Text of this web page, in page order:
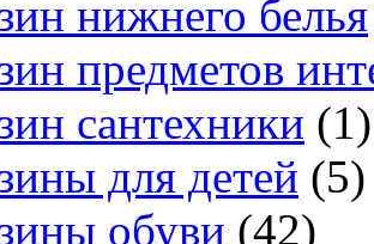
нижнего белья
предметов
сантехники (1)
для детей (5)
обуви (42)